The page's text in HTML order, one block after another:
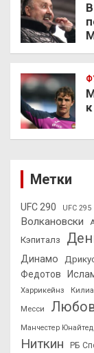
Метки
UFC 290 UFC 295
Волкановски
Кэпиталз
Динамо
Федотов
Харрикейнз
Месси
Манчестер Юнайтед
Ниткин
РБ